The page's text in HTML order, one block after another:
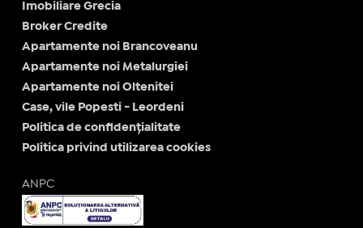
Imobiliare Grecia
Broker Credite
Apartamente noi Brancoveanu
Apartamente noi Metalurgiei
Apartamente noi Oltenitei
Case, vile Popesti - Leordeni
Politica de confidențialitate
Politica privind utilizarea cookies
ANPC